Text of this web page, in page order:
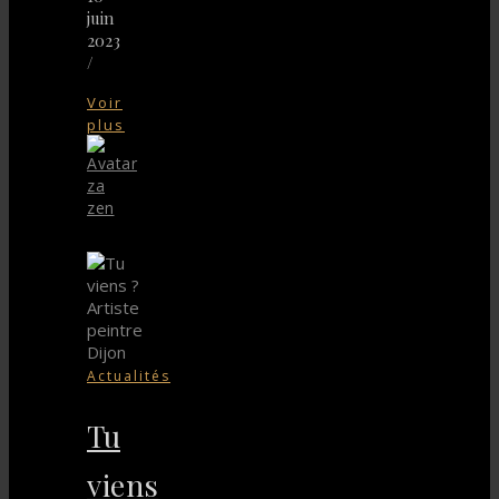
juin
2023
/
Voir
plus
za
zen
Actualités
Tu
viens